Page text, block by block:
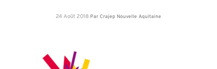
24 Août 2018 Par Crajep Nouvelle Aquitaine